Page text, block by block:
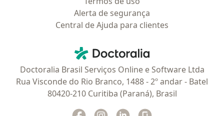
Alerta de segurança
Central de Ajuda para clientes
Doctoralia - Homepage
Doctoralia Brasil Serviços Online e Software Ltda
Rua Visconde do Rio Branco, 1488 - 2º andar - Batel
80420-210 Curitiba (Paraná), Brasil
Facebook
abre num novo separador
Instagram
abre num novo separador
Linkedin
abre num novo